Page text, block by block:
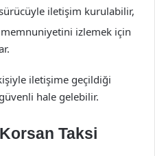
iletişim kurulabilir,
izlemek için
iletişime geçildiği
hale gelebilir.
Taksi